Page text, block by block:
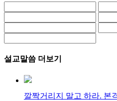
설교말씀 더보기
깔짝거리지 말고 하라. 본